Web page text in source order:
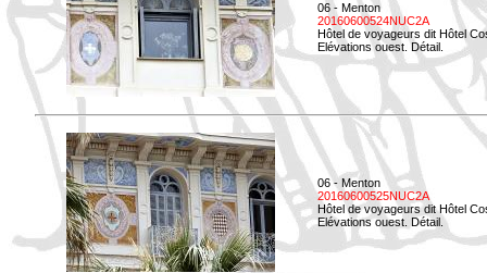
06 - Menton
20160600524NUC2A
Hôtel de voyageurs dit Hôtel
Elévations ouest. Détail.
06 - Menton
20160600525NUC2A
Hôtel de voyageurs dit Hôtel
Elévations ouest. Détail.